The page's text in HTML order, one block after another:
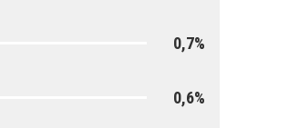
0,7%
0,6%